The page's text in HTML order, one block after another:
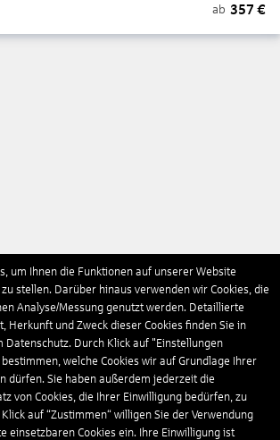
ab 357 €
um Ihnen die Funktionen auf unserer Website
stellen. Darüber hinaus verwenden wir Cookies, die
Analyse/Messung genutzt werden. Detaillierte
Herkunft und Zweck dieser Cookies finden Sie in
Datenschutz. Durch Klick auf "Einstellungen
welche Cookies wir auf Grundlage Ihrer
dürfen. Sie haben außerdem jederzeit die
von Cookies, die Ihrer Einwilligung bedürfen, zu
auf “Zustimmen“ willigen Sie der Verwendung
einsetzbaren Cookies ein. Ihre Einwilligung ist